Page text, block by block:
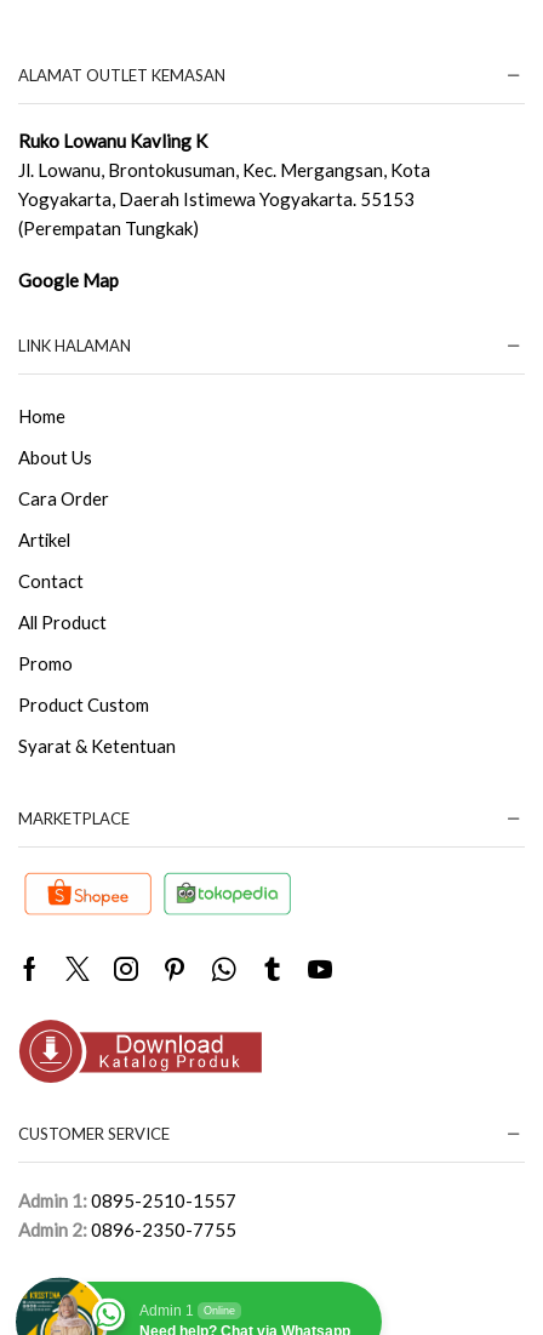
ALAMAT OUTLET KEMASAN
Ruko Lowanu Kavling K
Jl. Lowanu, Brontokusuman, Kec. Mergangsan, Kota
Yogyakarta, Daerah Istimewa Yogyakarta. 55153
(Perempatan Tungkak)
Google Map
LINK HALAMAN
Home
About Us
Cara Order
Artikel
Contact
All Product
Promo
Product Custom
Syarat & Ketentuan
MARKETPLACE
Facebook
TwitterInstagram
PinterestWhatsapp
TumblrYoutube
CUSTOMER SERVICE
Admin 1:0895-2510-1557
Admin 2:0896-2350-7755
Admin 1 Online